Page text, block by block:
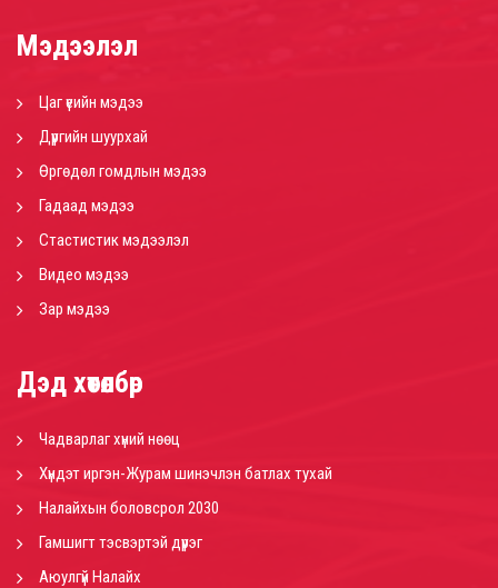
Мэдээлэл
Цаг үеийн мэдээ
Дүүргийн шуурхай
Өргөдөл гомдлын мэдээ
Гадаад мэдээ
Стастистик мэдээлэл
Видео мэдээ
Зар мэдээ
Дэд хөтөлбөр
Чадварлаг хүний нөөц
Хүндэт иргэн-Журам шинэчлэн батлах тухай
Налайхын боловсрол 2030
Гамшигт тэсвэртэй дүүрэг
Аюулгүй Налайх